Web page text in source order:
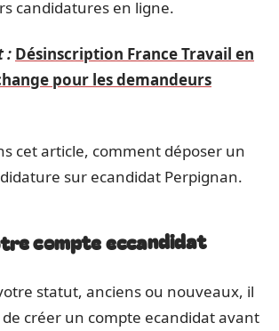
candidatures en ligne.
: Désinscription France Travail en
pour les demandeurs
cet article, comment déposer un
sur ecandidat Perpignan.
compte eccandidat
statut, anciens ou nouveaux, il
créer un compte ecandidat avant